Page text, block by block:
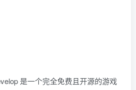
是一个完全免费且开源的游戏